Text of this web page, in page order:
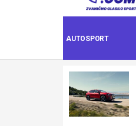
AUTOSPORT